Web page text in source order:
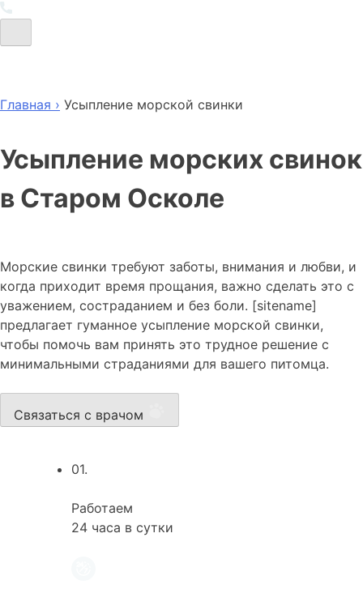
Главная › Усыпление морской свинки
Усыпление морских свинок
в Старом Осколе
Морские свинки требуют заботы, внимания и любви, и
когда приходит время прощания, важно сделать это с
уважением, состраданием и без боли. [sitename]
предлагает гуманное усыпление морской свинки,
чтобы помочь вам принять это трудное решение с
минимальными страданиями для вашего питомца.
Связаться с врачом
01.
Работаем
24 часа в сутки